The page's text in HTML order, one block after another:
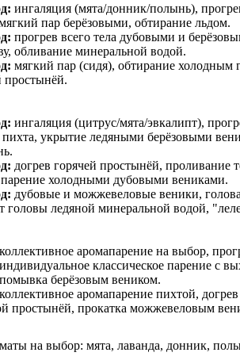
ингаляция (мята/донник/полынь),
пар берёзовыми, обтирание льдом.
прогрев всего тела дубовыми и
обливание минеральной водой.
мягкий пар (сидя), обтирание
простынёй.
ингаляция (цитрус/мята/эвкалипт),
пихта, укрытие ледяными берёзовыми
догрев горячей простынёй,
парение холодными дубовыми вениками.
дубовые и можжевеловые веники,
головы ледяной минеральной водой,
коллективное аромапарение на выбор,
индивидуальное классическое парение с
помывка берёзовым веником.
коллективное аромапарение пихтой,
простынёй, прокатка можжевеловым
на выбор: мята, лаванда, донник,